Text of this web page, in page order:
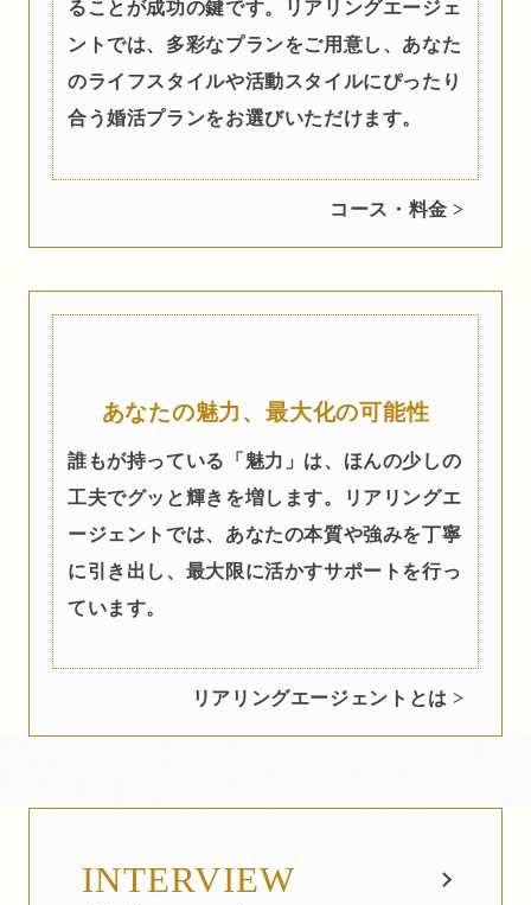
ることが成功の鍵です。リアリングエージェ
ントでは、多彩なプランをご用意し、あなた
のライフスタイルや活動スタイルにぴったり
合う婚活プランをお選びいただけます。
コース・料金 >
あなたの魅力、最大化の可能性
誰もが持っている「魅力」は、ほんの少しの
工夫でグッと輝きを増します。リアリングエ
ージェントでは、あなたの本質や強みを丁寧
に引き出し、最大限に活かすサポートを行っ
ています。
リアリングエージェントとは >
INTERVIEW